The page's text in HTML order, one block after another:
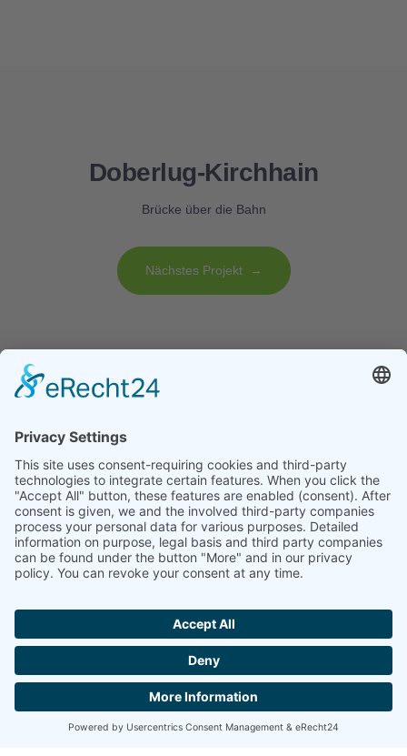
Doberlug-Kirchhain
Brücke über die Bahn
Nächstes Projekt →